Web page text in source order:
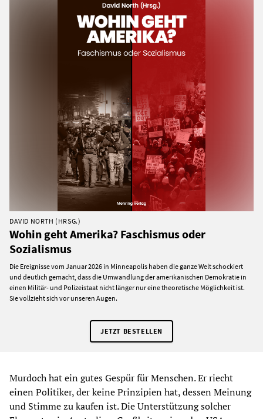
DAVID NORTH (HRSG.)
Wohin geht Amerika? Faschismus oder
Sozialismus
Die Ereignisse vom Januar 2026 in Minneapolis haben die ganze Welt schockiert
und deutlich gemacht, dass die Umwandlung der amerikanischen Demokratie in
einen Militär- und Polizeistaat nicht länger nur eine theoretische Möglichkeit ist.
Sie vollzieht sich vor unseren Augen.
JETZT BESTELLEN
Murdoch hat ein gutes Gespür für Menschen. Er riecht
einen Politiker, der keine Prinzipien hat, dessen Meinung
und Stimme zu kaufen ist. Die Unterstützung solcher